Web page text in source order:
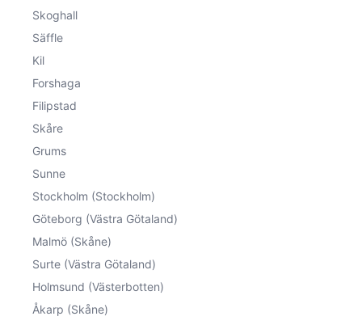
Skoghall
Säffle
Kil
Forshaga
Filipstad
Skåre
Grums
Sunne
Stockholm (Stockholm)
Göteborg (Västra Götaland)
Malmö (Skåne)
Surte (Västra Götaland)
Holmsund (Västerbotten)
Åkarp (Skåne)